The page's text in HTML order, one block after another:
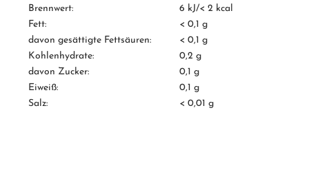
Brennwert:
6 kJ/< 2 kcal
Fett:
< 0,1 g
davon gesättigte Fettsäuren:
< 0,1 g
Kohlenhydrate:
0,2 g
davon Zucker:
0,1 g
Eiweiß:
0,1 g
Salz:
< 0,01 g